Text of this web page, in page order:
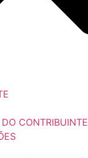
CONTRIBUINTE